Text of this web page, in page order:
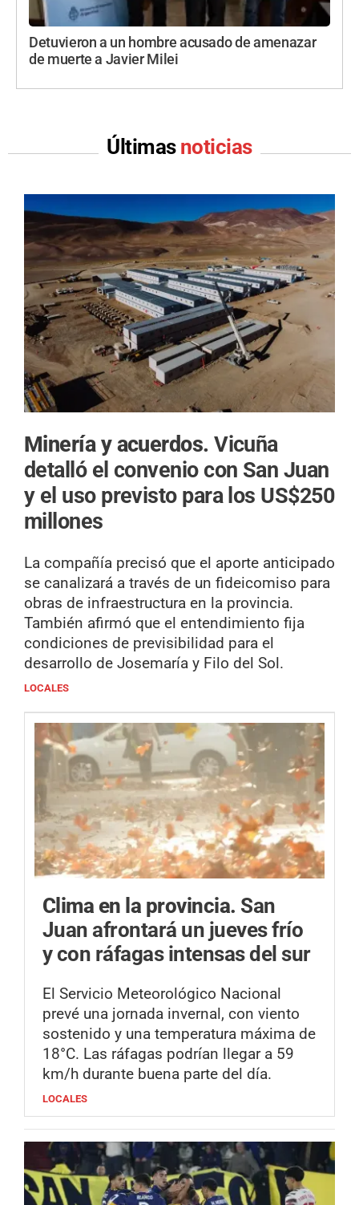
Detuvieron a un hombre acusado de amenazar
de muerte a Javier Milei
Últimas noticias
Minería y acuerdos.Vicuña
detalló el convenio con San Juan
y el uso previsto para los US$250
millones
La compañía precisó que el aporte anticipado
se canalizará a través de un fideicomiso para
obras de infraestructura en la provincia.
También afirmó que el entendimiento fija
condiciones de previsibilidad para el
desarrollo de Josemaría y Filo del Sol.
LOCALES
Clima en la provincia. San
Juan afrontará un jueves frío
y con ráfagas intensas del sur
El Servicio Meteorológico Nacional
prevé una jornada invernal, con viento
sostenido y una temperatura máxima de
18°C. Las ráfagas podrían llegar a 59
km/h durante buena parte del día.
LOCALES